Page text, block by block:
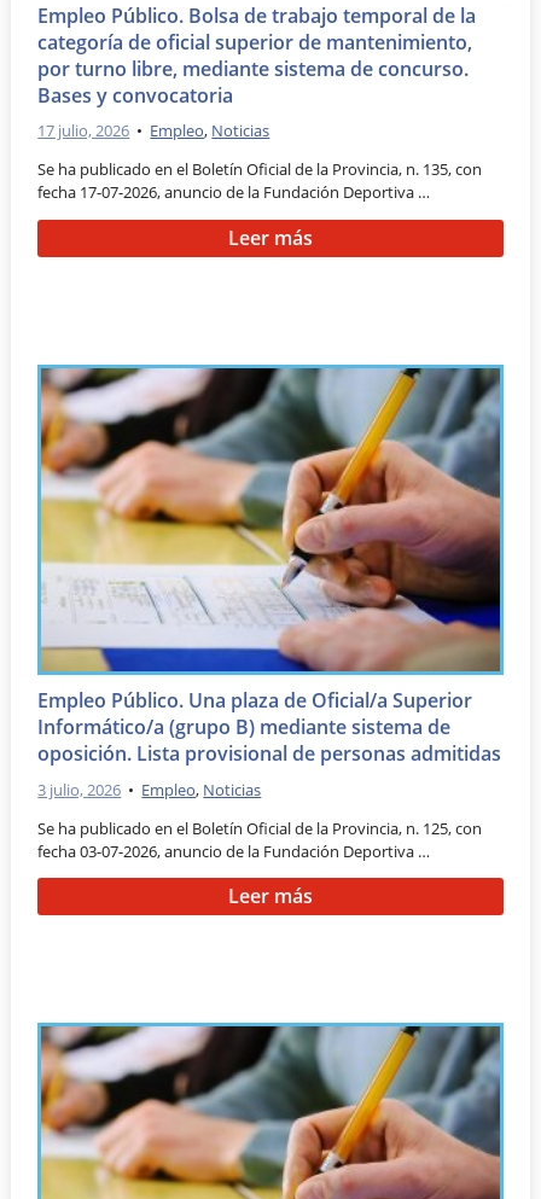
Empleo Público. Bolsa de trabajo temporal de la
categoría de oficial superior de mantenimiento,
por turno libre, mediante sistema de concurso.
Bases y convocatoria
17 julio, 2026 • Empleo, Noticias
Se ha publicado en el Boletín Oficial de la Provincia, n. 135, con
fecha 17-07-2026, anuncio de la Fundación Deportiva …
Leer más
Empleo Público. Una plaza de Oficial/a Superior
Informático/a (grupo B) mediante sistema de
oposición. Lista provisional de personas admitidas
3 julio, 2026 • Empleo, Noticias
Se ha publicado en el Boletín Oficial de la Provincia, n. 125, con
fecha 03-07-2026, anuncio de la Fundación Deportiva …
Leer más